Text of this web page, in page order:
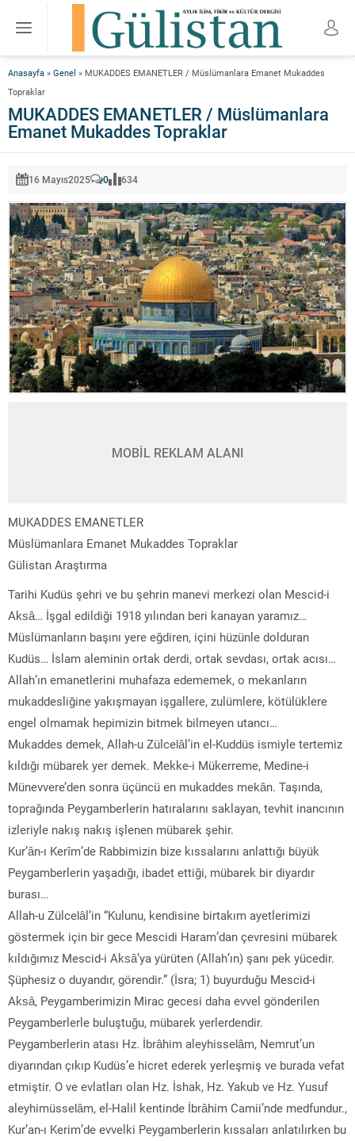
Anasayfa » Genel » MUKADDES EMANETLER / Müslümanlara Emanet Mukaddes
Topraklar
MUKADDES EMANETLER / Müslümanlara
Emanet Mukaddes Topraklar
16 Mayıs2025 0 634
MOBİL REKLAM ALANI
MUKADDES EMANETLER
Müslümanlara Emanet Mukaddes Topraklar
Gülistan Araştırma
Tarihi Kudüs şehri ve bu şehrin manevi merkezi olan Mescid-i
Aksâ… İşgal edildiği 1918 yılından beri kanayan yaramız…
Müslümanların başını yere eğdiren, içini hüzünle dolduran
Kudüs… İslam aleminin ortak derdi, ortak sevdası, ortak acısı…
Allah’ın emanetlerini muhafaza edememek, o mekanların
mukaddesliğine yakışmayan işgallere, zulümlere, kötülüklere
engel olmamak hepimizin bitmek bilmeyen utancı…
Mukaddes demek, Allah-u Zülcelâl’in el-Kuddüs ismiyle tertemiz
kıldığı mübarek yer demek. Mekke-i Mükerreme, Medine-i
Münevvere’den sonra üçüncü en mukaddes mekân. Taşında,
toprağında Peygamberlerin hatıralarını saklayan, tevhit inancının
izleriyle nakış nakış işlenen mübarek şehir.
Kur’ân-ı Kerîm’de Rabbimizin bize kıssalarını anlattığı büyük
Peygamberlerin yaşadığı, ibadet ettiği, mübarek bir diyardır
burası…
Allah-u Zülcelâl’in “Kulunu, kendisine birtakım ayetlerimizi
göstermek için bir gece Mescidi Haram’dan çevresini mübarek
kıldığımız Mescid-i Aksâ’ya yürüten (Allah’ın) şanı pek yücedir.
Şüphesiz o duyandır, görendir.” (İsra; 1) buyurduğu Mescid-i
Aksâ, Peygamberimizin Mirac gecesi daha evvel gönderilen
Peygamberlerle buluştuğu, mübarek yerlerdendir.
Peygamberlerin atası Hz. İbrâhim aleyhisselâm, Nemrut’un
diyarından çıkıp Kudüs’e hicret ederek yerleşmiş ve burada vefat
etmiştir. O ve evlatları olan Hz. İshak, Hz. Yakub ve Hz. Yusuf
aleyhimüsselâm, el-Halil kentinde İbrâhim Camii’nde medfundur.,
Kur’an-ı Kerim’de evvelki Peygamberlerin kıssaları anlatılırken bu